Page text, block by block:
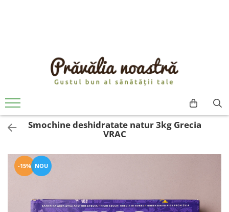
ULEIURI ȘI UNTURI
MĂSLINE
NUCI ȘI SEMINȚE
FRUCTE DESHIDRATATE
ÎNDULCITORI NATURALI / MIERE
FRUCTE LA CONSERVĂ
OȚETURI ȘI SOSURI
BĂUTURI / LAPTE VEGETAL
Smochine deshidratate natur 3kg Grecia
VRAC
-15% NOU